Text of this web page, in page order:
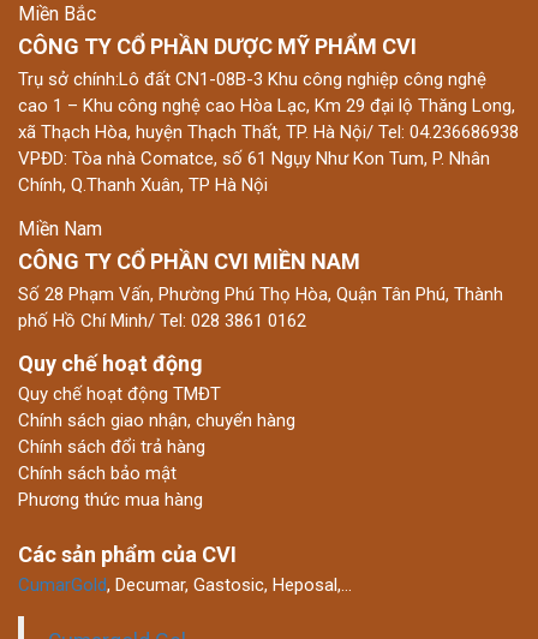
Miền Bắc
CÔNG TY CỔ PHẦN DƯỢC MỸ PHẨM CVI
Trụ sở chính:Lô đất CN1-08B-3 Khu công nghiệp công nghệ
cao 1 – Khu công nghệ cao Hòa Lạc, Km 29 đại lộ Thăng Long,
xã Thạch Hòa, huyện Thạch Thất, TP. Hà Nội/ Tel: 04.236686938
VPĐD: Tòa nhà Comatce, số 61 Ngụy Như Kon Tum, P. Nhân
Chính, Q.Thanh Xuân, TP Hà Nội
Miền Nam
CÔNG TY CỔ PHẦN CVI MIỀN NAM
Số 28 Phạm Vấn, Phường Phú Thọ Hòa, Quận Tân Phú, Thành
phố Hồ Chí Minh/ Tel: 028 3861 0162
Quy chế hoạt động
Quy chế hoạt động TMĐT
Chính sách giao nhận, chuyển hàng
Chính sách đổi trả hàng
Chính sách bảo mật
Phương thức mua hàng
Các sản phẩm của CVI
CumarGold, Decumar, Gastosic, Heposal,…